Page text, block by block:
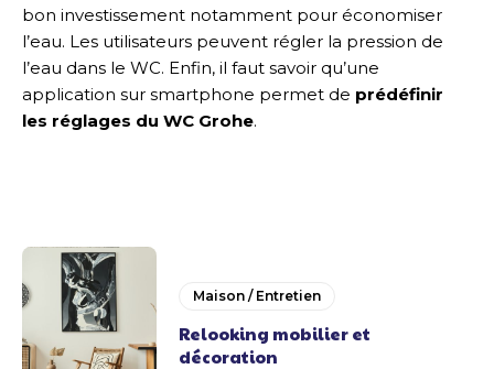
bon investissement notamment pour économiser
l’eau. Les utilisateurs peuvent régler la pression de
l’eau dans le WC. Enfin, il faut savoir qu’une
application sur smartphone permet de prédéfinir
les réglages du WC Grohe.
Maison / Entretien
Relooking mobilier et
décoration